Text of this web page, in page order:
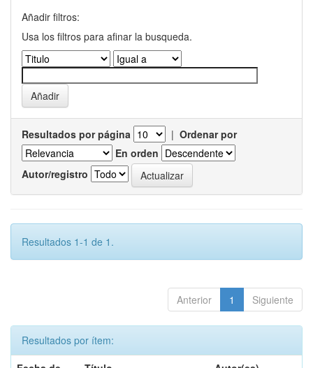
Añadir filtros:
Usa los filtros para afinar la busqueda.
Resultados por página | Ordenar por
En orden
Autor/registro
Resultados 1-1 de 1.
Anterior 1 Siguiente
Resultados por ítem: